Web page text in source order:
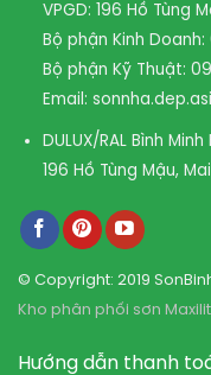
VPGD: 196 Hồ Tùng
Bộ phận Kinh Doanh:
Bộ phận Kỹ Thuật:
Email:
DULUX/RAL Bình
196 Hồ Tùng Mậu,
© Copyright: 2019
Kho phân phối sơn
Hướng dẫn thanh